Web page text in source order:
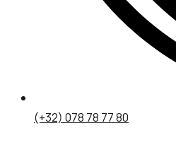
(+32) 078 78 77 80